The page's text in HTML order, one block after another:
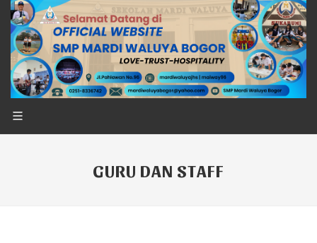
GURU DAN STAFF